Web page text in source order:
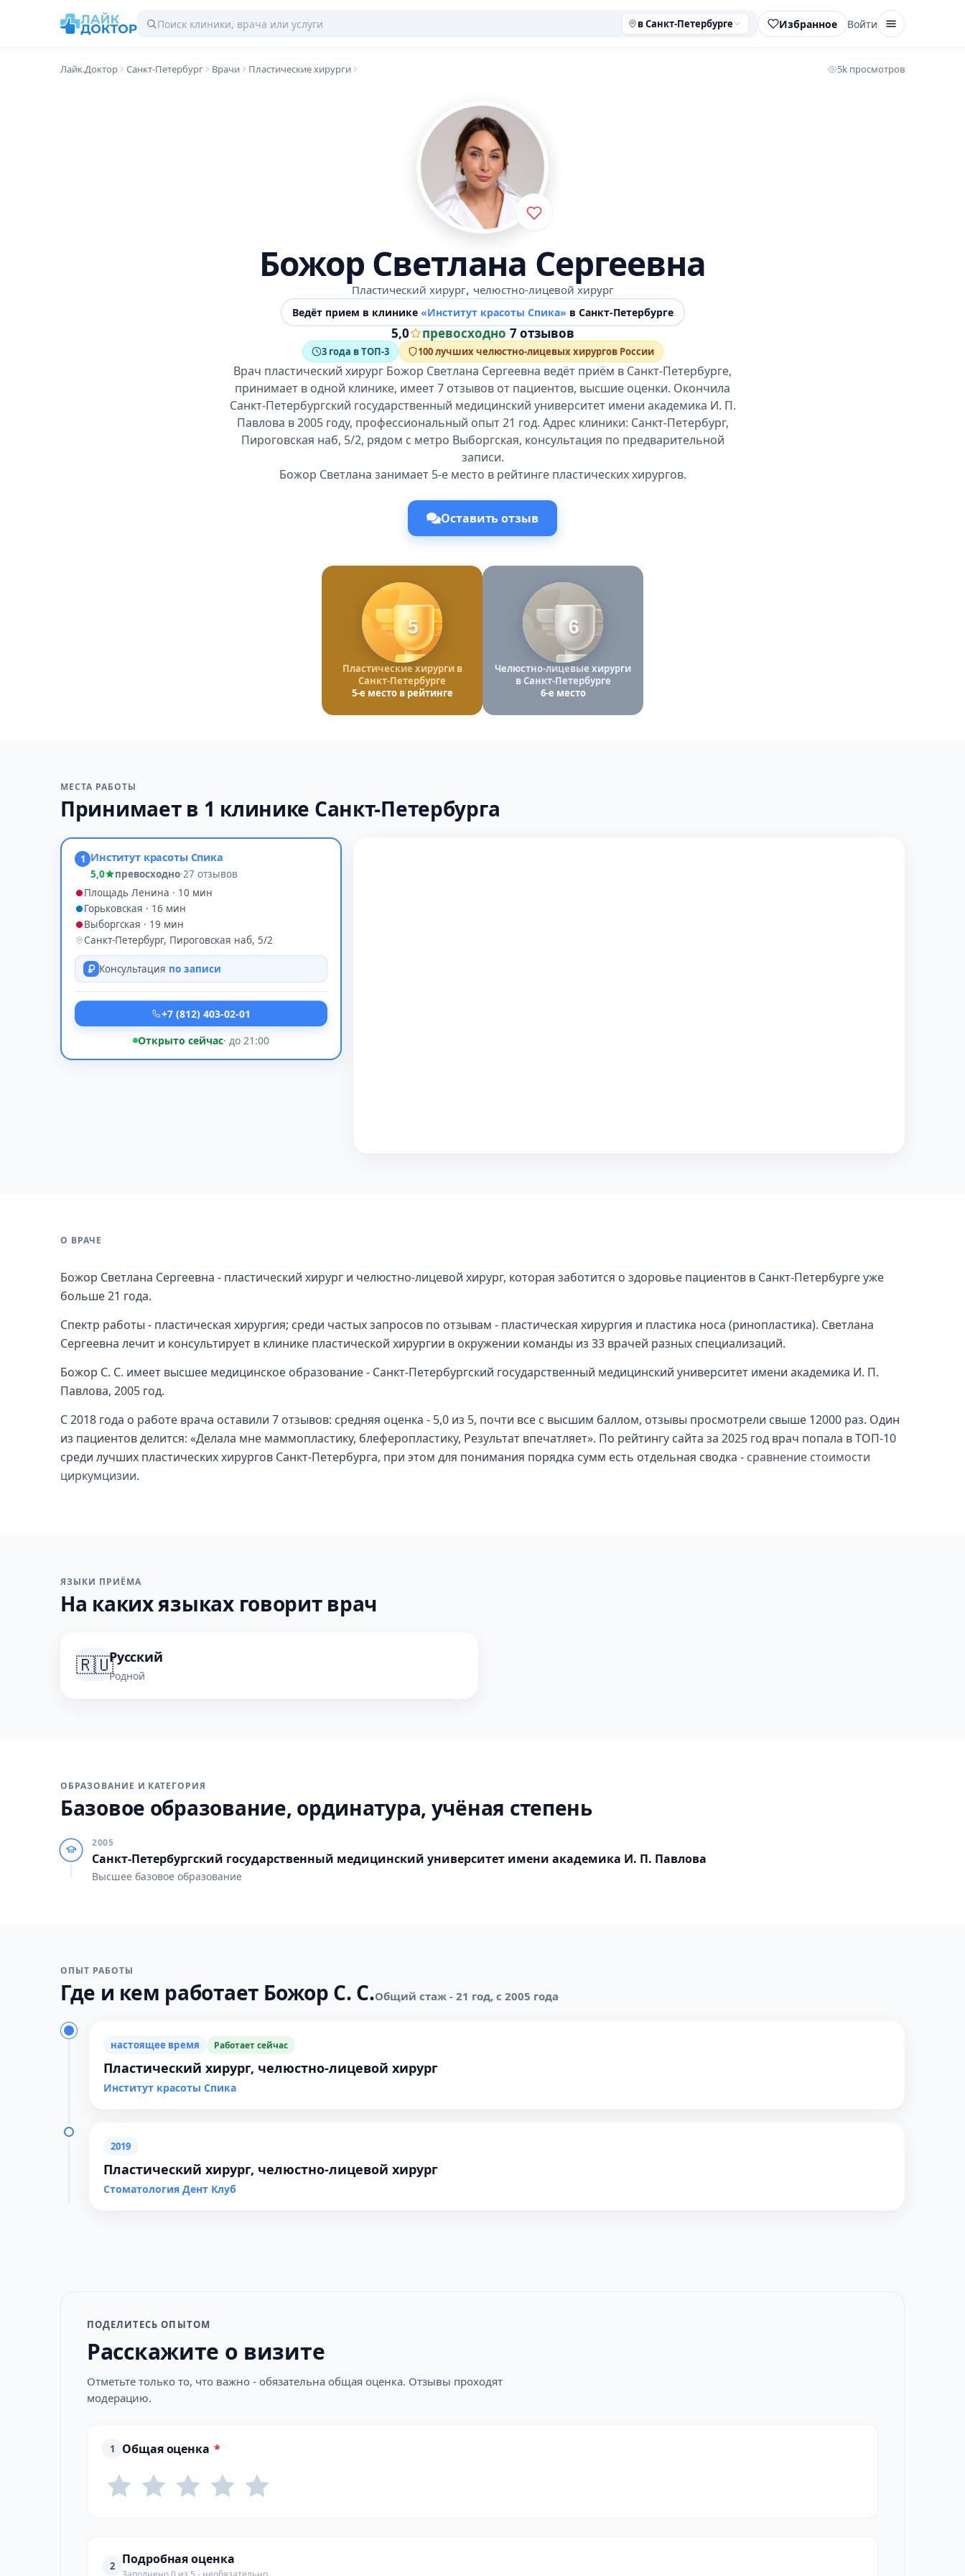
в Санкт-Петербурге Избранное Войти
Лайк.Доктор Санкт-Петербург Врачи Пластические хирурги 5k просмотров
Божор Светлана Сергеевна
Пластический хирург, челюстно-лицевой хирург
Ведёт прием в клинике «Институт красоты Спика» в Санкт-Петербурге
5,0 превосходно·7 отзывов
3 года в ТОП-3 100 лучших челюстно-лицевых хирургов России
Врач пластический хирург Божор Светлана Сергеевна ведёт приём в Санкт-Петербурге,
принимает в одной клинике, имеет 7 отзывов от пациентов, высшие оценки. Окончила
Санкт-Петербургский государственный медицинский университет имени академика И. П.
Павлова в 2005 году, профессиональный опыт 21 год. Адрес клиники: Санкт-Петербург,
Пироговская наб, 5/2, рядом с метро Выборгская, консультация по предварительной
записи.
Божор Светлана занимает 5-е место в рейтинге пластических хирургов.
Оставить отзыв
5
Пластические хирурги в
Санкт-Петербурге
5-е место в рейтинге
6
Челюстно-лицевые хирурги
в Санкт-Петербурге
6-е место
МЕСТА РАБОТЫ
Принимает в 1 клинике Санкт-Петербурга
1 Институт красоты Спика
5,0 превосходно·27 отзывов
Площадь Ленина · 10 мин
Горьковская · 16 мин
Выборгская · 19 мин
Санкт-Петербург, Пироговская наб, 5/2
Консультация по записи
+7 (812) 403-02-01
Открыто сейчас· до 21:00
О ВРАЧЕ
Божор Светлана Сергеевна - пластический хирург и челюстно-лицевой хирург, которая заботится о здоровье пациентов в Санкт-Петербурге уже
больше 21 года.
Спектр работы - пластическая хирургия; среди частых запросов по отзывам - пластическая хирургия и пластика носа (ринопластика). Светлана
Сергеевна лечит и консультирует в клинике пластической хирургии в окружении команды из 33 врачей разных специализаций.
Божор С. С. имеет высшее медицинское образование - Санкт-Петербургский государственный медицинский университет имени академика И. П.
Павлова, 2005 год.
С 2018 года о работе врача оставили 7 отзывов: средняя оценка - 5,0 из 5, почти все с высшим баллом, отзывы просмотрели свыше 12000 раз. Один
из пациентов делится: «Делала мне маммопластику, блеферопластику, Результат впечатляет». По рейтингу сайта за 2025 год врач попала в ТОП-10
среди лучших пластических хирургов Санкт-Петербурга, при этом для понимания порядка сумм есть отдельная сводка - сравнение стоимости
циркумцизии.
ЯЗЫКИ ПРИЁМА
На каких языках говорит врач
🇷🇺Русский
Родной
ОБРАЗОВАНИЕ И КАТЕГОРИЯ
Базовое образование, ординатура, учёная степень
2005
Санкт-Петербургский государственный медицинский университет имени академика И. П. Павлова
Высшее базовое образование
ОПЫТ РАБОТЫ
Где и кем работает Божор С. С.Общий стаж - 21 год, с 2005 года
настоящее время Работает сейчас
Пластический хирург, челюстно-лицевой хирург
Институт красоты Спика
2019
Пластический хирург, челюстно-лицевой хирург
Стоматология Дент Клуб
ПОДЕЛИТЕСЬ ОПЫТОМ
Расскажите о визите
Отметьте только то, что важно - обязательна общая оценка. Отзывы проходят
модерацию.
1 Общая оценка *
2 Подробная оценка